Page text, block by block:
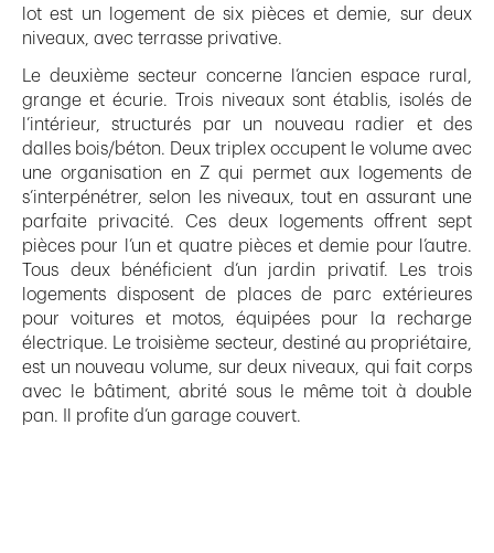
lot est un logement de six pièces et demie, sur deux
niveaux, avec terrasse privative.
Le deuxième secteur concerne l’ancien espace rural,
grange et écurie. Trois niveaux sont établis, isolés de
l’intérieur, structurés par un nouveau radier et des
dalles bois/béton. Deux triplex occupent le volume avec
une organisation en Z qui permet aux logements de
s’interpénétrer, selon les niveaux, tout en assurant une
parfaite privacité. Ces deux logements offrent sept
pièces pour l’un et quatre pièces et demie pour l’autre.
Tous deux bénéficient d’un jardin privatif. Les trois
logements disposent de places de parc extérieures
pour voitures et motos, équipées pour la recharge
électrique. Le troisième secteur, destiné au propriétaire,
est un nouveau volume, sur deux niveaux, qui fait corps
avec le bâtiment, abrité sous le même toit à double
pan. Il profite d’un garage couvert.